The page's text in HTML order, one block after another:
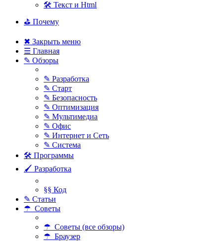
🛠 Текст и Html
⛳ Почему
✖ Закрыть меню
☰ Главная
✎ Обзоры
✎ Разработка
✎ Старт
✎ Безопасность
✎ Оптимизация
✎ Мультимедиа
✎ Офис
✎ Интернет и Сеть
✎ Система
🛠 Программы
🖌 Разработка
§§ Код
✎ Статьи
☂ Советы
☂ Советы (все обзоры)
☂ Браузер